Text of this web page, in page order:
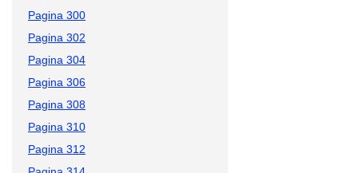
Pagina 300
Pagina 302
Pagina 304
Pagina 306
Pagina 308
Pagina 310
Pagina 312